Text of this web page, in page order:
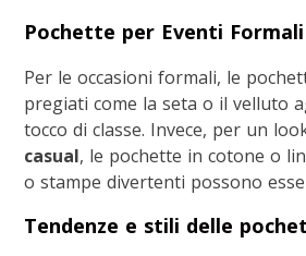
Pochette per Eventi Formali
Per le occasioni formali, le
pregiati come la seta o il velluto
tocco di classe. Invece, per un
casual, le pochette in cotone o
o stampe divertenti possono
Tendenze e stili delle